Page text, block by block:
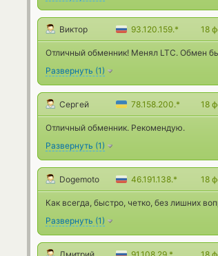
Виктор 93.120.159.* 18
Отличный обменник! Менял LTC. Обмен
Развернуть (1)
Сергей 78.158.200.* 18
Отличный обменник. Рекомендую.
Развернуть (1)
Dogemoto 46.191.138.* 18
Как всегда, быстро, четко, без лишних
Развернуть (1)